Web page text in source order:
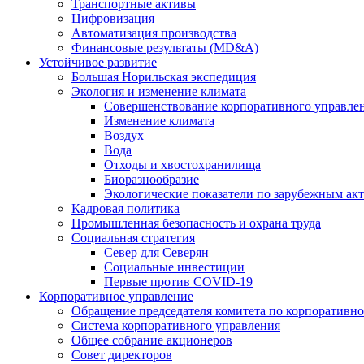
Транспортные активы
Цифровизация
Автоматизация производства
Финансовые результаты (MD&A)
Устойчивое развитие
Большая Норильская экспедиция
Экология и изменение климата
Совершенствование корпоративного
Изменение климата
Воздух
Вода
Отходы и хвостохранилища
Биоразнообразие
Экологические показатели по зарубежным
Кадровая политика
Промышленная безопасность и охрана труда
Социальная стратегия
Север для Северян
Социальные инвестиции
Первые против COVID‑19
Корпоративное управление
Обращение председателя комитета по
Система корпоративного управления
Общее собрание акционеров
Совет директоров